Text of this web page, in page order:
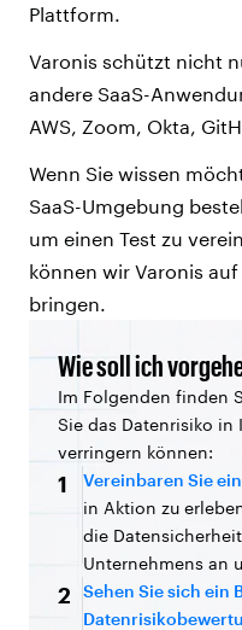
Plattform.
Varonis schützt nicht
andere SaaS-
AWS, Zoom, Okta,
Wenn Sie wissen
SaaS-Umgebung
um einen Test zu
können wir Varonis
bringen.
Wie soll ich
Im Folgenden finden
Sie das Datenrisiko in
verringern können:
1 Vereinbaren Sie
in Aktion zu
die
Unternehmens an
2
Sehen Sie sich ein